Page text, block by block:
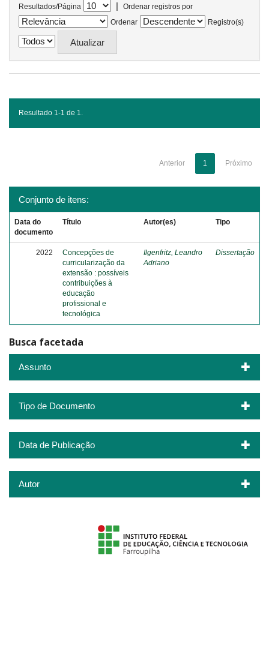
Resultados/Página |
Ordenar registros por
Ordenar
Registro(s)
Resultado 1-1 de 1.
Anterior 1 Próximo
Conjunto de itens:
Data do
documento
Título Autor(es) Tipo
2022
Concepções de
curricularização da
extensão : possíveis
contribuições à
educação
profissional e
tecnológica
Ilgenfritz, Leandro
Adriano
Dissertação
Busca facetada
Assunto
Tipo de Documento
Data de Publicação
Autor